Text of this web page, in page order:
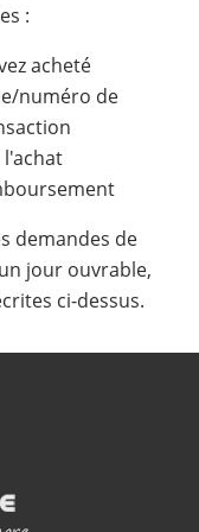
:
acheté
numéro de
demandes de
jour ouvrable,
ci-dessus.